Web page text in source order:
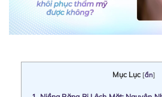
Mục Lục [ẩn]